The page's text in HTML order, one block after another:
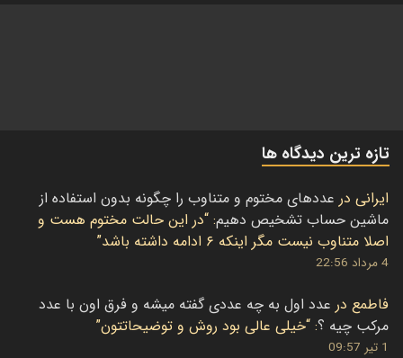
تازه ترین دیدگاه ها
ایرانی در عددهای مختوم و متناوب را چگونه بدون استفاده از
ماشین حساب تشخیص دهیم: “در این حالت مختوم هست و
اصلا متناوب نیست مگر اینکه ۶ ادامه داشته باشد
”
4 مرداد 22:56
فاطمع در عدد اول به چه عددی گفته میشه و فرق اون با عدد
مرکب چیه ؟: “خیلی عالی بود روش و توضیحاتتون”
1 تیر 09:57